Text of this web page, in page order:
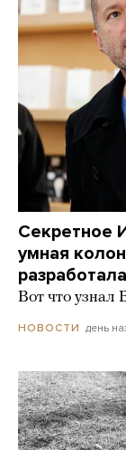
Секретное
умная
Вот что узнал
НОВОСТИ день